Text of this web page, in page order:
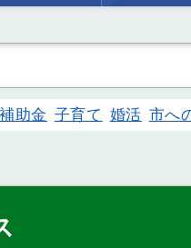
補助金 子育て 婚活 市へ